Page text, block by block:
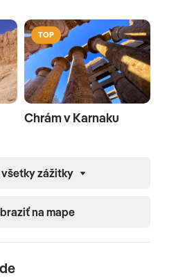
TOP
Chrám v Karnaku
zážitky
na mape